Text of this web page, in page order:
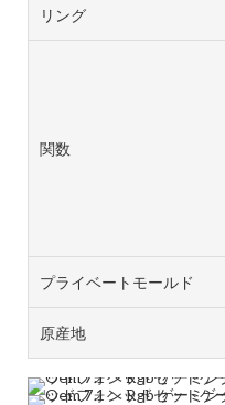
リング
関数
プライベートモールド
原産地